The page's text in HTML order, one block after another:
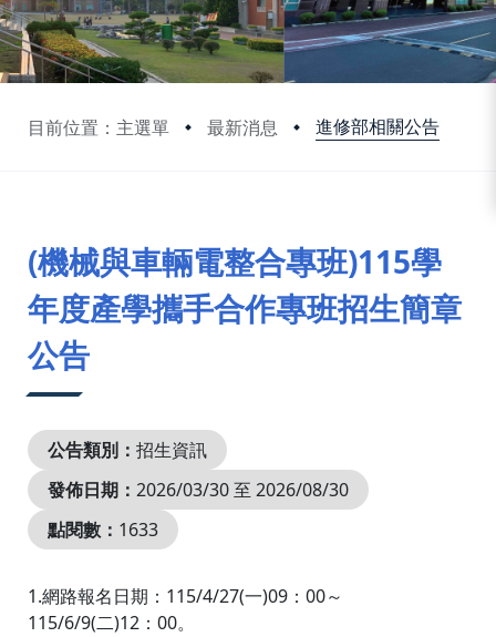
目前位置：主選單 最新消息 進修部相關公告
(機械與車輛電整合專班)115學
年度產學攜手合作專班招生簡章
公告
公告類別： 招生資訊
發佈日期： 2026/03/30 至 2026/08/30
點閱數： 1633
1.網路報名日期：115/4/27(一)09：00～
115/6/9(二)12：00。